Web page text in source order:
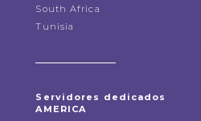
South Africa
Tunisia
Servidores dedicados
AMERICA